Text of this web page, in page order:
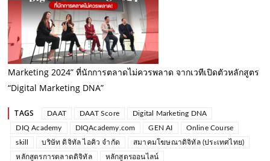
Marketing 2024” ที่นักการตลาดไม่ควรพลาด จากเวทีเปิดตัวหลักสูตร
“Digital Marketing DNA”
TAGS DAAT DAAT Score
Digital Marketing DNA
DIQ Academy
DIQAcademy.com GEN AI
Online Course
skill
บริษัท ดิจิทัล ไอคิว จำกัด
สมาคมโฆษณาดิจิทัล (ประเทศไทย)
หลักสูตรการตลาดดิจิทัล
หลักสูตรออนไลน์